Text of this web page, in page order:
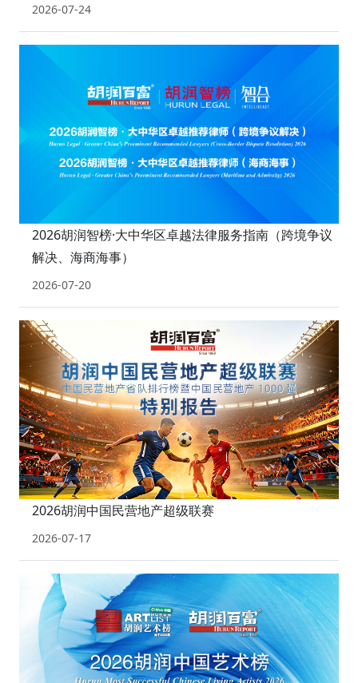
2026-07-24
2026胡润智榜·大中华区卓越法律服务指南（跨境争议
解决、海商海事）
2026-07-20
2026胡润中国民营地产超级联赛
2026-07-17